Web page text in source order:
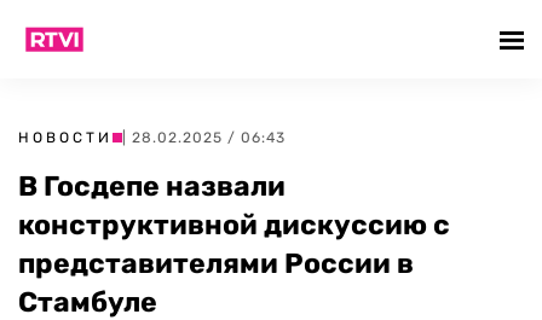
НОВОСТИ | 28.02.2025 / 06:43
В Госдепе назвали
конструктивной дискуссию с
представителями России в
Стамбуле